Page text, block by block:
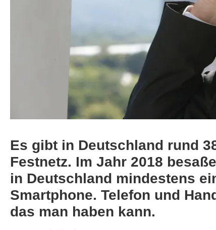
Es gibt in Deutschland rund
Festnetz. Im Jahr 2018
in Deutschland mindestens
Smartphone. Telefon und
das man haben kann.